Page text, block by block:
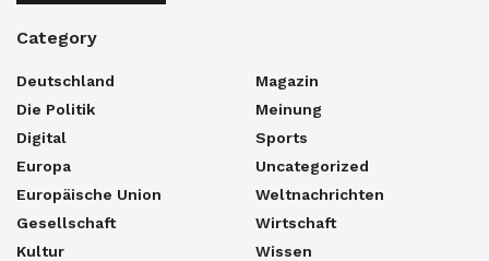
Category
Deutschland
Die Politik
Digital
Europa
Europäische Union
Gesellschaft
Kultur
Magazin
Meinung
Sports
Uncategorized
Weltnachrichten
Wirtschaft
Wissen